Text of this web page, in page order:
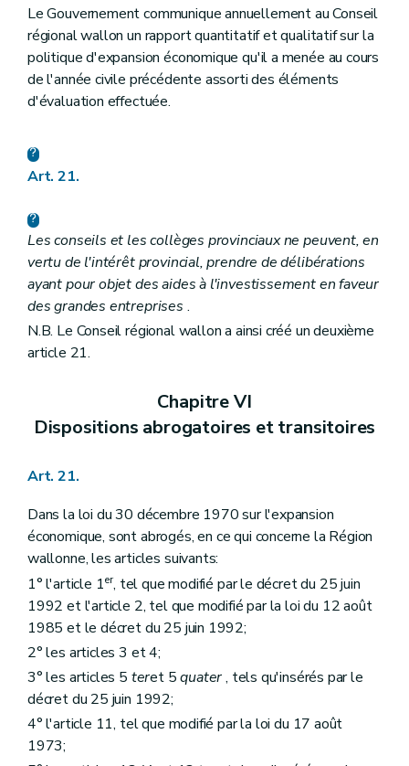
Le Gouvernement communique annuellement au Conseil
régional wallon un rapport quantitatif et qualitatif sur la
politique d'expansion économique qu'il a menée au cours
de l'année civile précédente assorti des éléments
d'évaluation effectuée.
Art. 21.
Les conseils et les collèges provinciaux ne peuvent, en
vertu de l'intérêt provincial, prendre de délibérations
ayant pour objet des aides à l'investissement en faveur
des grandes entreprises .
N.B. Le Conseil régional wallon a ainsi créé un deuxième
article 21.
Chapitre VI
Dispositions abrogatoires et transitoires
Art. 21.
Dans la loi du 30 décembre 1970 sur l'expansion
économique, sont abrogés, en ce qui concerne la Région
wallonne, les articles suivants:
1° l'article 1er, tel que modifié par le décret du 25 juin
1992 et l'article 2, tel que modifié par la loi du 12 août
1985 et le décret du 25 juin 1992;
2° les articles 3 et 4;
3° les articles 5 teret 5quater, tels qu'insérés par le
décret du 25 juin 1992;
4° l'article 11, tel que modifié par la loi du 17 août
1973;